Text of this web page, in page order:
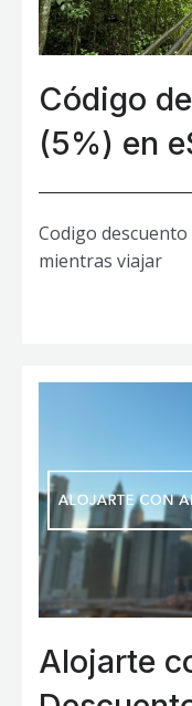
Código
(5%) en
Codigo
mientras viajar
Alojarte